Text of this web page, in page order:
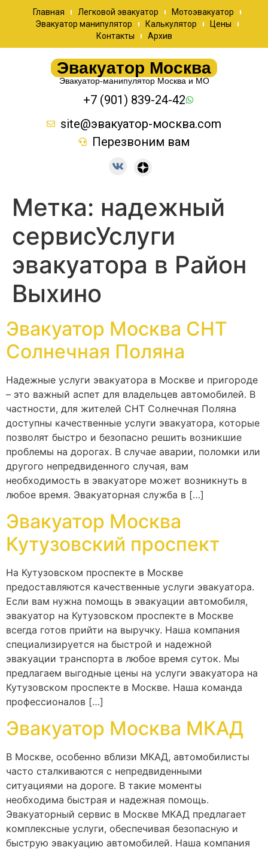
Главная Легковой эвакуатор
Мотоэвакуатор
Эвакуатор манипулятор
Калькулятор
Цены
Контакты
Архив
Эвакуатор Москва
Эвакуатор-манипулятор Москва и МО
+7 (901) 839-24-42
site@эвакуатор-москва.com
Перезвоним вам
Метка: надежный
сервисУслуги
эвакуатора в Район
Выхино
Эвакуатор Москва СНТ
Солнечная Поляна
Надежные услуги эвакуатора в Москве и пригороде
– это важный аспет для владельцев автомобилей. В
частности, для жителей СНТ Солнечная Поляна
доступны качественные услуги эвакуатора, которые
позволят быстро и безопасно решить возникшие
проблемы на дорогах. В случае аварии, поломки или
другого непредвиденного случая, вам
необходимость в эвакуаторе может возникнуть в
любое время. Эвакуаторная служба в […]
Эвакуатор Москва
Кутузовский проспект
На Кутузовском проспекте в Москве
предоставляются качественные услуги эвакуатора.
Если вам нужна помощь в эвакуации автомобиля,
эвакуатор на Кутузовском проспекте в Москве
всегда готов прийти на выручку. Наша компания
специализируется на быстрой и надежной
эвакуации транспорта в любое время суток. Мы
предлагаем выгодные цены на услуги эвакуатора на
Кутузовском проспекте в Москве. Наша команда
профессионалов […]
Эвакуатор Москва МКАД
В Москве, особенно вблизи МКАД, автомобилисты
часто сталкиваются с непредвиденными
ситуациями на дороге. В такие моменты
необходима быстрая и надежная помощь.
Эвакуаторный сервис в Москве МКАД предлагает
комплексные услуги, обеспечивая безопасную и
быструю эвакуацию автомобилей. Наша компания